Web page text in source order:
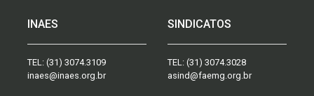
INAES
TEL: (31) 3074.3109
inaes@inaes.org.br
SINDICATOS
TEL: (31) 3074.3028
asind@faemg.org.br